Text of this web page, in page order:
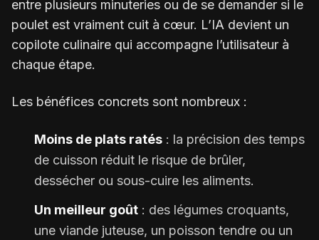
entre plusieurs minuteries ou de se demander si le
poulet est vraiment cuit à cœur. L’IA devient un
copilote culinaire qui accompagne l’utilisateur à
chaque étape.
Les bénéfices concrets sont nombreux :
Moins de plats ratés : la précision des temps
de cuisson réduit le risque de brûler,
dessécher ou sous-cuire les aliments.
Un meilleur goût : des légumes croquants,
une viande juteuse, un poisson tendre ou un